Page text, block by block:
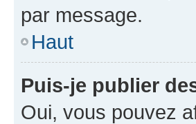
par message.
Haut
Puis-je publier
Oui, vous pouvez